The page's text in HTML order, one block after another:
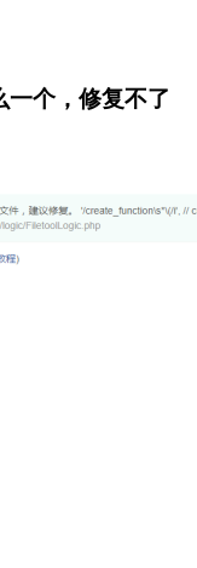
一个，修复不了